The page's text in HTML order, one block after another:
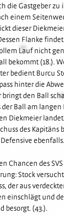
die Gastgeber zu
einem
dieser
Flanke
Lauf nicht
bekommt (18.).
bedient Burcu
hinter die
bringt den Ball
der Ball am
Diekmeier
des Kapitäns
ebenfalls.
Chancen des
Stock
der aus
einschlägt und
besorgt. (43.).